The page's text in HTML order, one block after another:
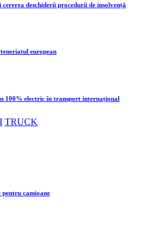
deschiderii procedurii de insolvență
european
100% electric în transport internațional
TRUCK
pentru camioane